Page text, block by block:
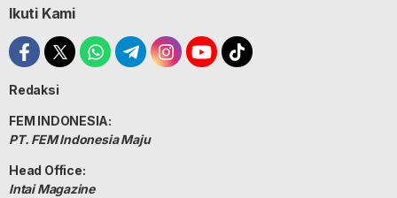
Ikuti Kami
Redaksi
FEM INDONESIA:
PT. FEM Indonesia Maju
Head Office:
Intai Magazine